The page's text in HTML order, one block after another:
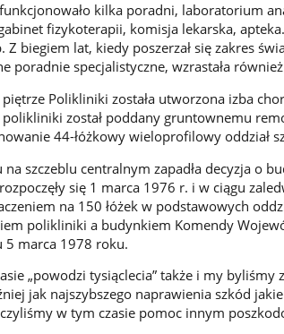
kilka poradni, laboratorium
fizykoterapii, komisja lekarska,
Z biegiem lat, kiedy poszerzał się zakres
poradnie specjalistyczne, wzrastała
Polikliniki została utworzona izba
został poddany gruntownemu
44-łóżkowy wieloprofilowy oddział
szczeblu centralnym zapadła decyzja o
się 1 marca 1976 r. i w ciągu
na 150 łóżek w podstawowych
polikliniki a budynkiem Komendy
5 marca 1978 roku.
„powodzi tysiąclecia” także i my byliśmy
jak najszybszego naprawienia szkód
w tym czasie pomoc innym